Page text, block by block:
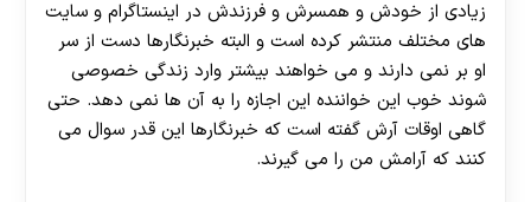
زیادی از خودش و همسرش و فرزندش در اینستاگرام و سایت
های مختلف منتشر کرده است و البته خبرنگارها دست از سر
او بر نمی دارند و می خواهند بیشتر وارد زندگی خصوصی
شوند خوب این خواننده این اجازه را به آن ها نمی دهد. حتی
گاهی اوقات آرش گفته است که خبرنگارها این قدر سوال می
کنند که آرامش من را می گیرند.